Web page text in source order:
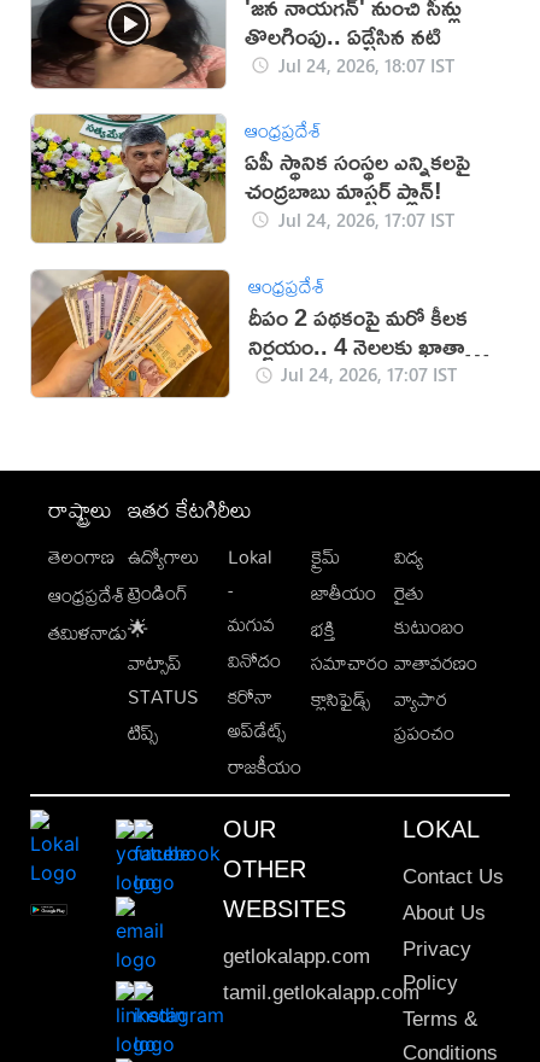
తొలగింపు.. ఏడ్చేసిన నటి
Jul 24, 2026, 18:07 IST
ఆంధ్రప్రదేశ్
ఏపీ స్థానిక సంస్థల ఎన్నికలపై
చంద్రబాబు మాస్టర్ ప్లాన్!
Jul 24, 2026, 17:07 IST
ఆంధ్రప్రదేశ్
దీపం 2 పథకంపై మరో కీలక
నిర్ణయం.. 4 నెలలకు ఖాతాల్లోకి
డబ్బులుJul 24, 2026, 17:07 IST
రాష్ట్రాలు
తెలంగాణ
ఆంధ్రప్రదేశ్
తమిళనాడు
ఇతర కేటగిరీలు
ఉద్యోగాలు
ట్రెండింగ్
🌟
వాట్సాప్
STATUS
టిప్స్
Lokal
-
మగువ
వినోదం
కరోనా
అప్‌డేట్స్
రాజకీయం
క్రైమ్
జాతీయం
భక్తి
సమాచారం
క్లాసిఫైడ్స్
విద్య
రైతు
కుటుంబం
వాతావరణం
వ్యాపార
ప్రపంచం
OUR
OTHER
WEBSITES
getlokalapp.com
tamil.getlokalapp.com
LOKAL
Contact Us
About Us
Privacy
Policy
Terms &
Conditions